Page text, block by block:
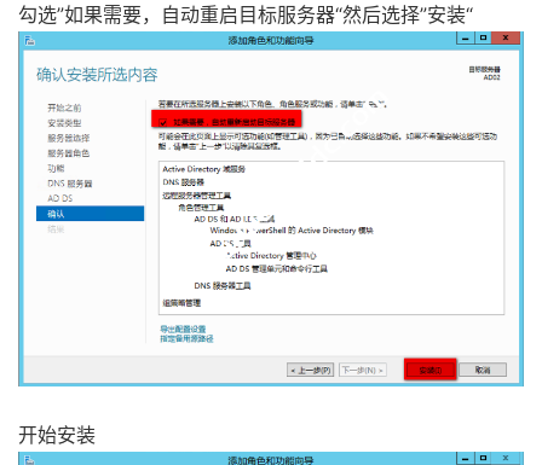
勾选”如果需要，自动重启目标服务器“然后选择”安装“
开始安装